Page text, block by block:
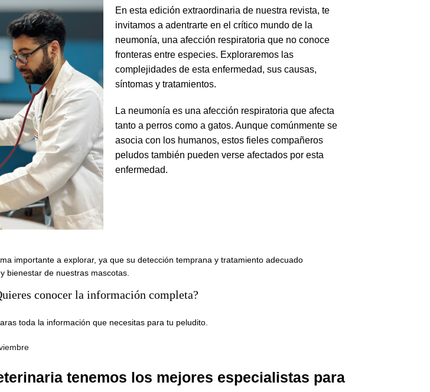
En esta edición extraordinaria de nuestra revista, te
invitamos a adentrarte en el crítico mundo de la
neumonía, una afección respiratoria que no conoce
fronteras entre especies. Exploraremos las
complejidades de esta enfermedad, sus causas,
síntomas y tratamientos.
La neumonía es una afección respiratoria que afecta
tanto a perros como a gatos. Aunque comúnmente se
asocia con los humanos, estos fieles compañeros
peludos también pueden verse afectados por esta
enfermedad.
importante a explorar, ya que su detección temprana y tratamiento adecuado
bienestar de nuestras mascotas.
conocer la información completa?
toda la información que necesitas para tu peludito.
tenemos los mejores especialistas para